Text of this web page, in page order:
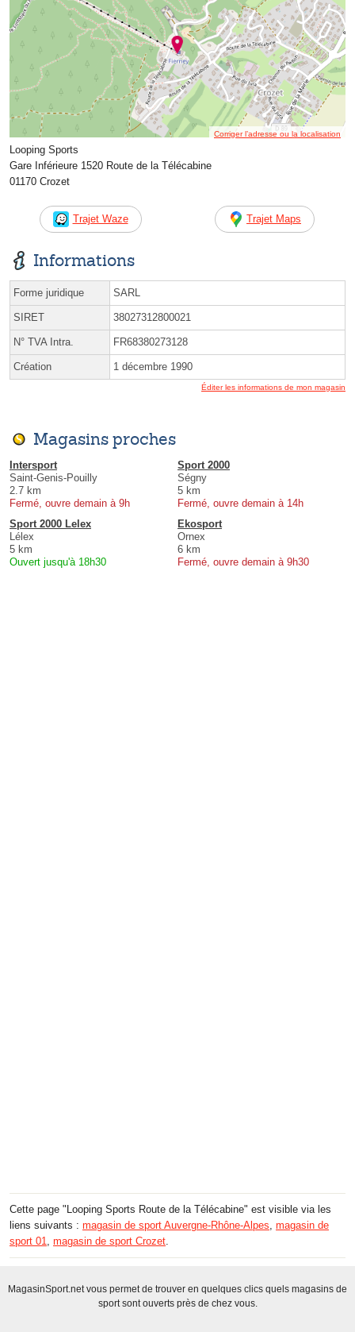
Corriger l’adresse ou la localisation
Looping Sports
Gare Inférieure 1520 Route de la Télécabine
01170 Crozet
Trajet Waze Trajet Maps
Informations
Forme juridique SARL
SIRET 38027312800021
N° TVA Intra. FR68380273128
Création 1 décembre 1990
Éditer les informations de mon magasin
Magasins proches
Intersport
Saint-Genis-Pouilly
2.7 km
Fermé, ouvre demain à 9h
Sport 2000
Ségny
5 km
Fermé, ouvre demain à 14h
Sport 2000 Lelex
Lélex
5 km
Ouvert jusqu'à 18h30
Ekosport
Ornex
6 km
Fermé, ouvre demain à 9h30
Cette page "Looping Sports Route de la Télécabine" est visible via les
liens suivants : magasin de sport Auvergne-Rhône-Alpes magasin de
sport 01
magasin de sport Crozet
MagasinSport.net vous permet de trouver en quelques clics quels magasins de
sport sont ouverts près de chez vous.